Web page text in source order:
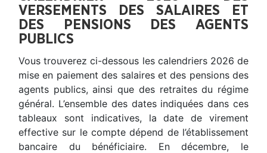
VERSEMENTS DES SALAIRES ET
DES PENSIONS DES AGENTS
PUBLICS
Vous trouverez ci-dessous les calendriers 2026 de
mise en paiement des salaires et des pensions des
agents publics, ainsi que des retraites du régime
général. L’ensemble des dates indiquées dans ces
tableaux sont indicatives, la date de virement
effective sur le compte dépend de l’établissement
bancaire du bénéficiaire. En décembre, le